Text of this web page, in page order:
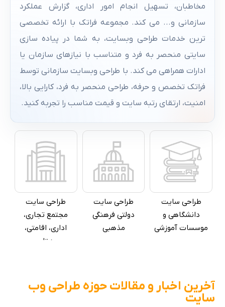
طراحی سایت
شرکت‌های حمل و
نقل
طراحی سایت
تجهیزات و ماشین
آلات اداری و لوازم
برقی
طراحی سایت
انتشارات و
چاپخانه
مخاطبان، تسهیل انجام امور اداری، گزارش عملکرد
سازمانی و... می کند. مجموعه فراتک با ارائه تخصصی
ترین خدمات طراحی وبسایت، به شما در پیاده سازی
سایتی منحصر به فرد و متناسب با نیازهای سازمان یا
ادارات همراهی می کند. با طراحی وبسایت سازمانی توسط
فراتک تخصص و حرفه، طراحی منحصر به فرد، کارایی بالا،
امنیت، ارتقای رتبه سایت و قیمت مناسب را تجربه کنید.
طراحی سایت
دانشگاهی و
موسسات آموزشی
طراحی سایت
‏‫دولتی فرهنگی
مذهبی
طراحی سایت
‏‫مجتمع تجاری،
اداری، اقامتی،
هتلی
آخرین اخبار و مقالات حوزه طراحی وب
سایت